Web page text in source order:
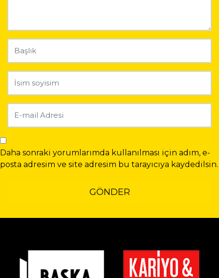
Daha sonraki yorumlarımda kullanılması için adım, e-
posta adresim ve site adresim bu tarayıcıya kaydedilsin.